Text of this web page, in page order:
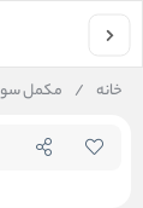
خانه / مکمل